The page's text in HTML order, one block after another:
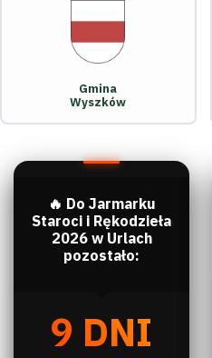
Gmina
Wyszków
🔥 Do Jarmarku
Staroci i Rękodzieła
2026 w Urlach
pozostało:
9 DNI